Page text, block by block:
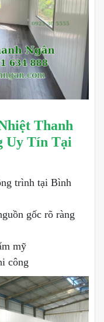
Thanh
Uy Tín Tại
trình tại Bình
gốc rõ ràng
mỹ
công